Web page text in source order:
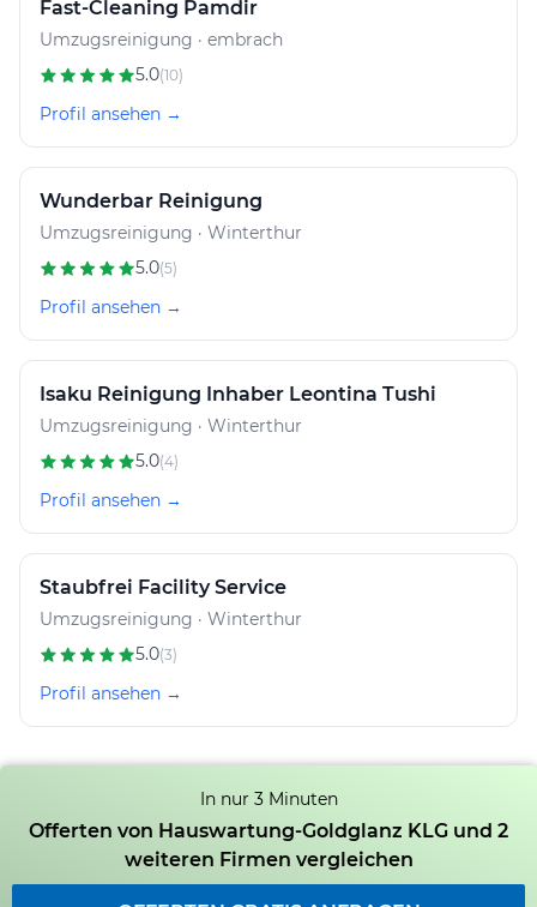
Fast-Cleaning Pamdir
Umzugsreinigung · embrach
5.0(10)
Profil ansehen →
Wunderbar Reinigung
Umzugsreinigung · Winterthur
5.0(5)
Profil ansehen →
Isaku Reinigung Inhaber Leontina Tushi
Umzugsreinigung · Winterthur
5.0(4)
Profil ansehen →
Staubfrei Facility Service
Umzugsreinigung · Winterthur
5.0(3)
Profil ansehen →
In nur 3 Minuten
Offerten von Hauswartung-Goldglanz KLG und 2
weiteren Firmen vergleichen